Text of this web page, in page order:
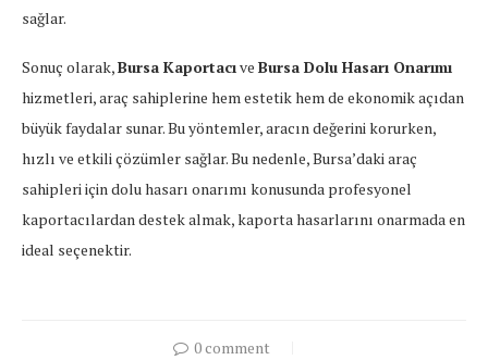
sağlar.
Sonuç olarak,Bursa Kaportacıve Bursa Dolu Hasarı Onarımı
hizmetleri, araç sahiplerine hem estetik hem de ekonomik açıdan
büyük faydalar sunar. Bu yöntemler, aracın değerini korurken,
hızlı ve etkili çözümler sağlar. Bu nedenle, Bursa’daki araç
sahipleri için dolu hasarı onarımı konusunda profesyonel
kaportacılardan destek almak, kaporta hasarlarını onarmada en
ideal seçenektir.
0 comment